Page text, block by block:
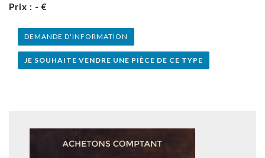
Prix : - €
DEMANDE D'INFORMATION
JE SOUHAITE VENDRE UNE PIÈCE DE CE TYPE